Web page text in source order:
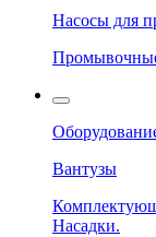
Насосы для
Вантузы
Насадки.